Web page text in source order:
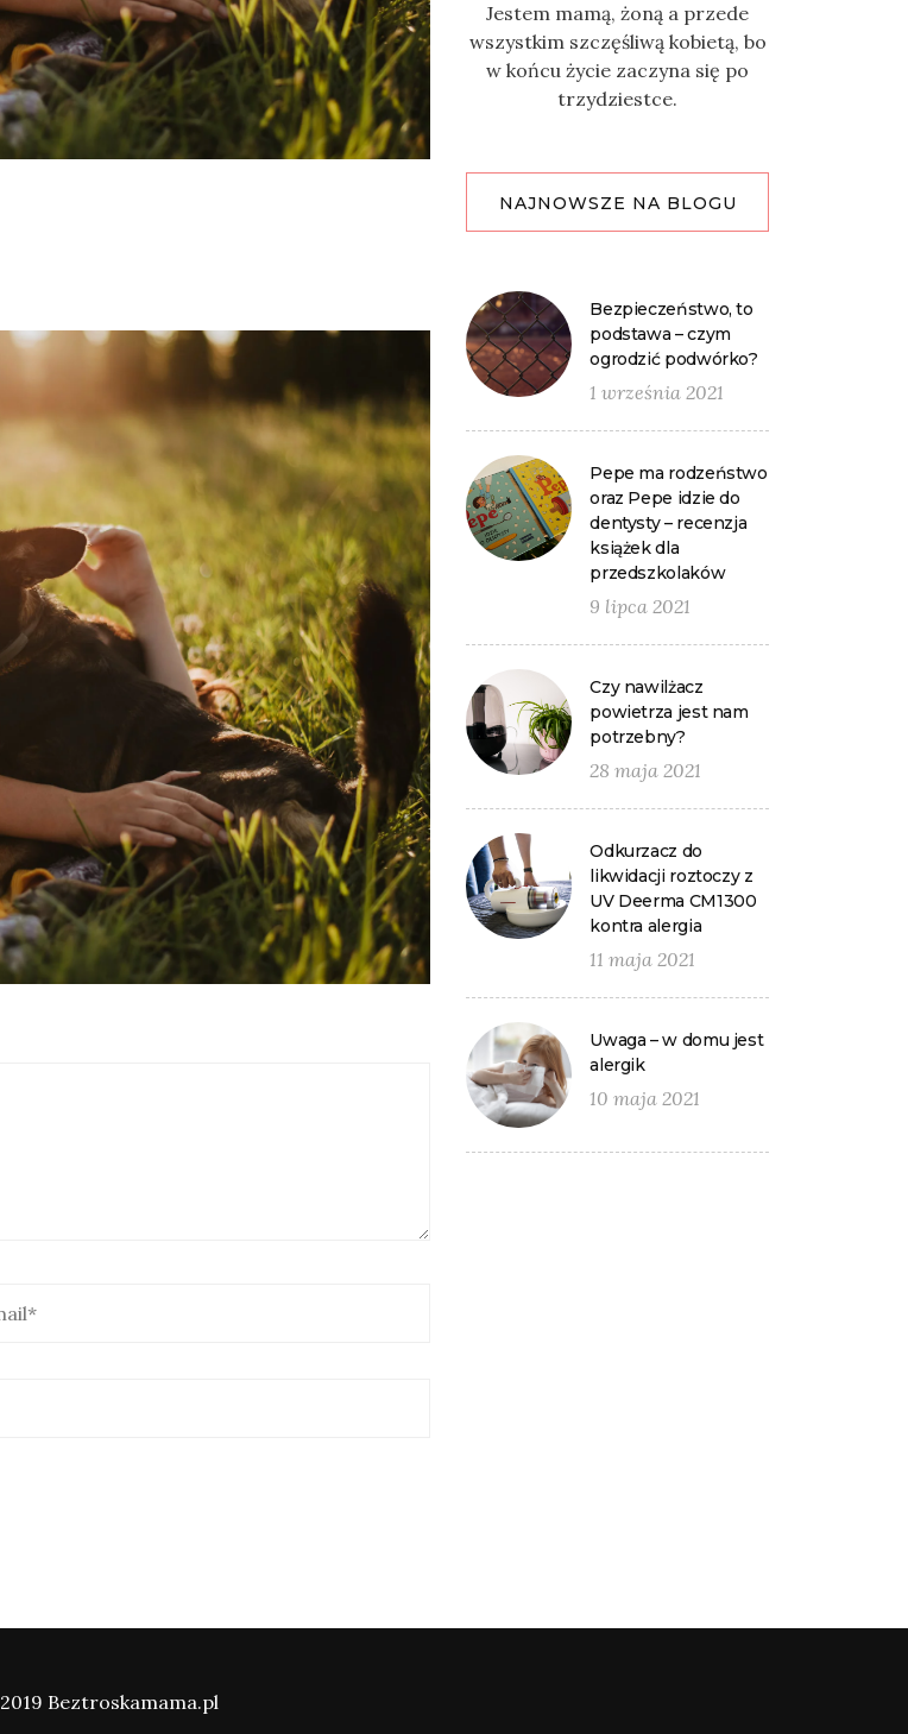
Jestem mamą, żoną a przede
wszystkim szczęśliwą kobietą, bo
w końcu życie zaczyna się po
trzydziestce.
NAJNOWSZE NA BLOGU
Bezpieczeństwo, to
podstawa – czym
ogrodzić podwórko?
1 września 2021
Pepe ma rodzeństwo
oraz Pepe idzie do
dentysty – recenzja
książek dla
przedszkolaków
9 lipca 2021
Czy nawilżacz
powietrza jest nam
potrzebny?
28 maja 2021
Odkurzacz do
likwidacji roztoczy z
UV Deerma CM1300
kontra alergia
11 maja 2021
Uwaga – w domu jest
alergik
10 maja 2021
2019 Beztroskamama.pl